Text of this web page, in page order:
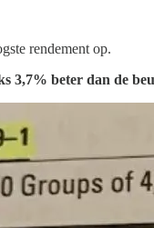
rendement op.
3,7% beter dan de